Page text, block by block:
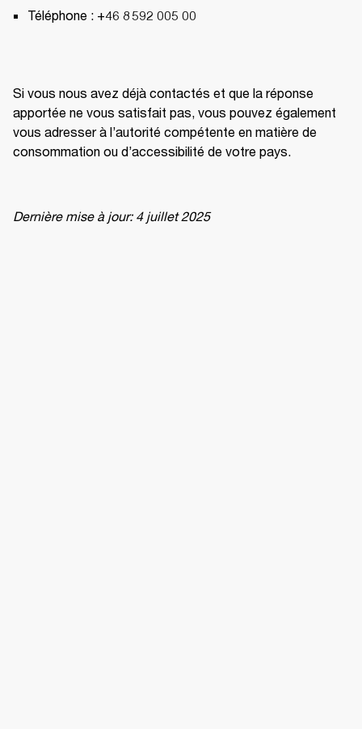
Téléphone : +46 8 592 005 00
Si vous nous avez déjà contactés et que la réponse
apportée ne vous satisfait pas, vous pouvez également
vous adresser à l’autorité compétente en matière de
consommation ou d’accessibilité de votre pays.
Dernière mise à jour: 4 juillet 2025